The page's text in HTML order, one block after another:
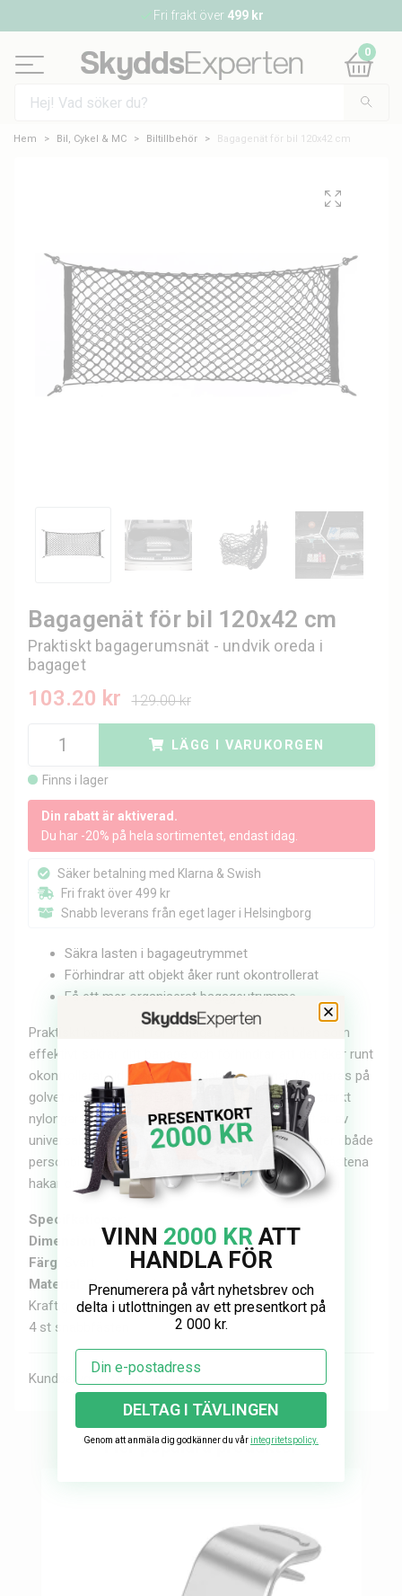
Fri frakt över 499 kr
0
Hem Bil, Cykel & MC Biltillbehör Bagagenät för bil 120x42 cm
Bagagenät för bil 120x42 cm
Praktiskt bagagerumsnät - undvik oreda i
bagaget
103.20 kr 129.00 kr
LÄGG I VARUKORGEN
Finns i lager
Din rabatt är aktiverad.
Du har -20% på hela sortimentet, endast idag.
Säker betalning med Klarna & Swish
Fri frakt över 499 kr
Snabb leverans från eget lager i Helsingborg
Säkra lasten i bagageutrymmet
Förhindrar att objekt åker runt okontrollerat
Få ett mer organiserat bagageutrymme
Praktiskt bagagenät för bagageutrymmet på bilen som
effektivt säkrar ditt bagage och förhindrar att det åker runt
okontrollerat vid svängar eller inbromsningar. Monteras på
golvet eller baksidan. Bagagenätet är tillverkat av starkt
nylongarn och kraftig resår längs kanterna. Nätet är av
universalmodell och kan monteras på några minuter i både
personbil som skåpbil. Med de medföljande snabbfästena
hakar du snabbt fast nätet i bilens infästningspunkter.
Specifkationer:
Dimension nät:120 x 42 cm
Färg:
Material:
Elastiskt nylon
Kraftig resår
4 st snabbfästen
Kundbetyg & Recensioner
Fler populära produkter
VINN 2000 KR ATT
HANDLA FÖR
Prenumerera på vårt nyhetsbrev och
delta i utlottningen av ett presentkort på
2 000 kr.
Email
DELTAG I TÄVLINGEN
Genom att anmäla dig godkänner du vårintegritetspolicy.